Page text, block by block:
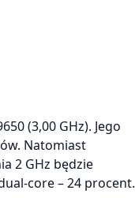
(3,00 GHz). Jego
Natomiast
2 GHz będzie
core – 24 procent.